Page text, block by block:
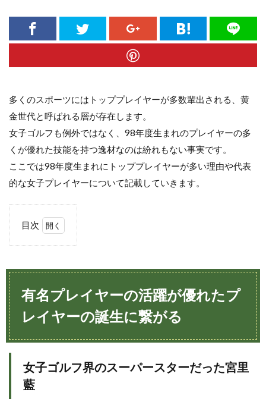
多くのスポーツにはトッププレイヤーが多数輩出される、黄
金世代と呼ばれる層が存在します。
女子ゴルフも例外ではなく、98年度生まれのプレイヤーの多
くが優れた技能を持つ逸材なのは紛れもない事実です。
ここでは98年度生まれにトッププレイヤーが多い理由や代表
的な女子プレイヤーについて記載していきます。
目次
レ
イ
ヤ
ー
活
が
優
れ
有名プレイヤーの活躍が優れたプ
レイヤーの誕生に繋がる
女子ゴルフ界のスーパースターだった宮里
藍